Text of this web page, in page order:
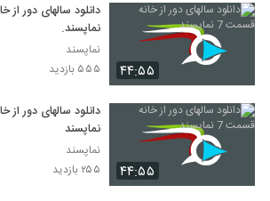
۴۴:۵۵
نماپسند.
نماپسند
۵۵۵ بازدید
۴۴:۵۵
نماپسند
نماپسند
۲۵۵ بازدید